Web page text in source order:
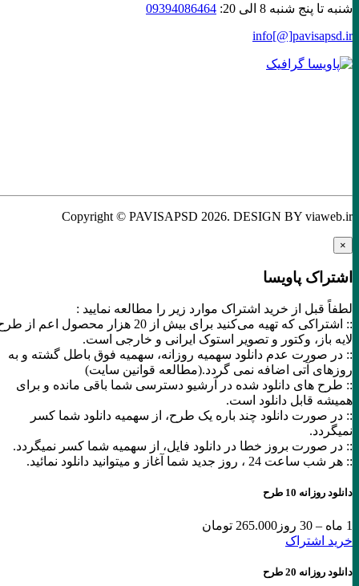
شنبه تا پنج شنبه 8 الی 20:
09394086464
info[@]pavisapsd.ir
Copyright © PAVISAPSD2026 . DESIGN BY viaweb.ir
اشتراک پاویسا
لطفاً قبل از خرید اشتراک موارد زیر را مطالعه نمایید :
:: اشتراکی که تهیه می‌کنید برای بیش از 20 هزار محصول اعم از طرح
لایه باز، وکتور و تصویر استوک ایرانی و خارجی است.
:: در صورت عدم دانلود سهمیه روزانه، سهمیه فوق باطل گشته و به
روزهای آتی اضافه نمی گردد.(مطالعه قوانین سایت)
:: طرح های دانلود شده در آرشیو دسترسی شما باقی مانده و برای
همیشه قابل دانلود است.
:: در صورت دانلود چند باره یک طرح، از سهمیه دانلود شما کسر
نمیگردد.
:: در صورت بروز خطا در دانلود فایل، از سهمیه شما کسر نمیگردد.
:: هر شب ساعت 24 ،‌ روز جدید شما آغاز و میتوانید دانلود نمائید.
دانلود روزانه 10 طرح
265.000 تومان
خرید اشتراک
دانلود روزانه 20 طرح